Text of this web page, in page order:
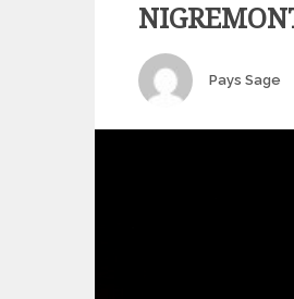
Author
Pays Sage